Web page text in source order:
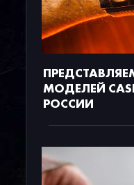
МОДЕЛЕЙ
РОССИИ